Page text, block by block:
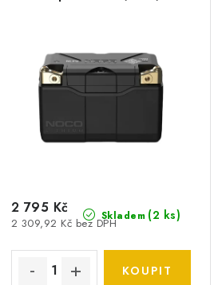
Skladem (2 ks)
2 309,92 Kč bez DPH
2 795 Kč